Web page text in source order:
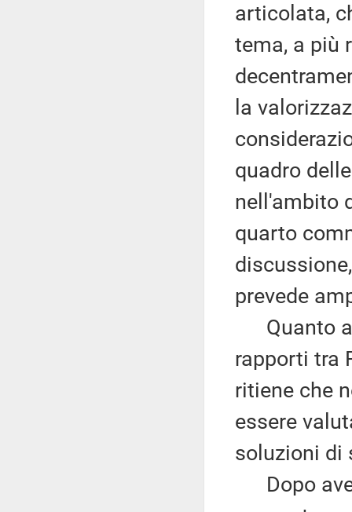
articolata,
tema, a più
la
quadro
nell'ambito
quarto
prevede
Quanto
rapporti tra
ritiene che
essere
soluzioni di
Dopo